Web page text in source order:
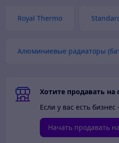
Royal Thermo
Алюминиевые радиаторы
Хотите продавать на
Если у вас есть
Начать продавать